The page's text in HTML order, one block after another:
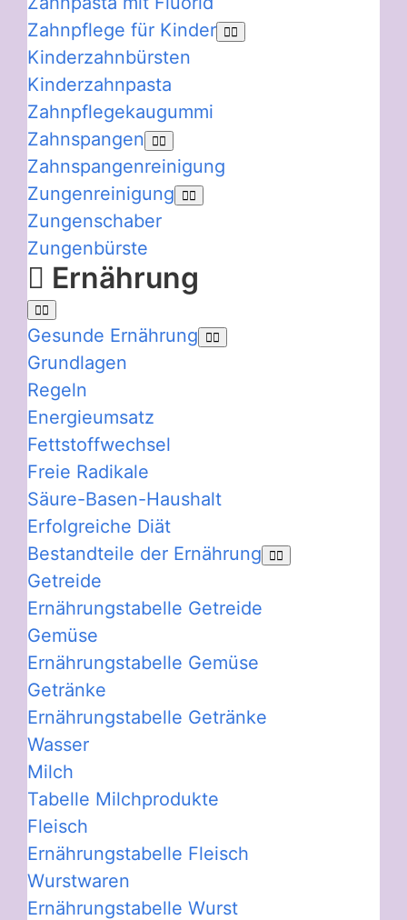
Zahnpflege für Kinder
Kinderzahnbürsten
Kinderzahnpasta
Zahnpflegekaugummi
Zahnspangen
Zahnspangenreinigung
Zungenreinigung
Zungenschaber
Zungenbürste
Ernährung
Gesunde Ernährung
Grundlagen
Regeln
Energieumsatz
Fettstoffwechsel
Freie Radikale
Säure-Basen-Haushalt
Erfolgreiche Diät
Bestandteile der Ernährung
Getreide
Ernährungstabelle Getreide
Gemüse
Ernährungstabelle Gemüse
Getränke
Ernährungstabelle Getränke
Wasser
Milch
Tabelle Milchprodukte
Fleisch
Ernährungstabelle Fleisch
Wurstwaren
Ernährungstabelle Wurst